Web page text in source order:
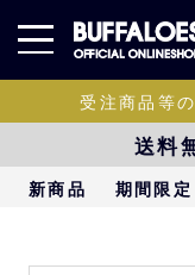
受注商品等
送料
新商品 期間限定